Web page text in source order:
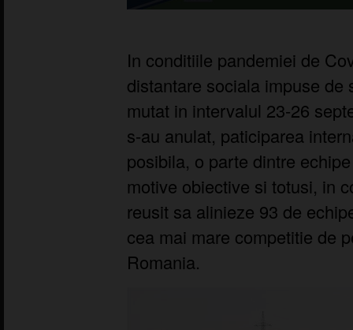
In conditiile pandemiei de
distantare sociala impuse de
mutat in intervalul 23-26
s-au anulat, paticiparea
posibila, o parte dintre
motive obiective si totusi, in
reusit sa alinieze 93 de
cea mai mare competitie de
Romania.